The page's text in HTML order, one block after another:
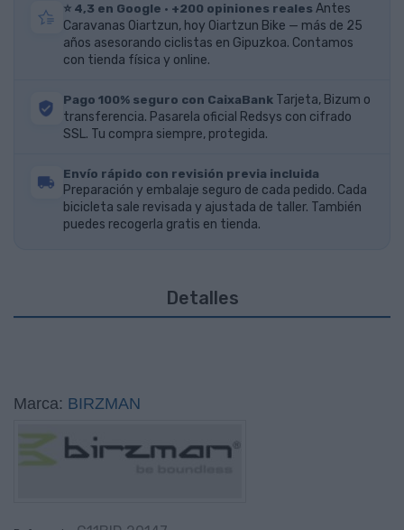
⭐ 4,3 en Google · +200 opiniones reales Antes
Caravanas Oiartzun, hoy Oiartzun Bike — más de 25
años asesorando ciclistas en Gipuzkoa. Contamos
con tienda física y online.
Pago 100% seguro con CaixaBank Tarjeta, Bizum o
transferencia. Pasarela oficial Redsys con cifrado
SSL. Tu compra siempre, protegida.
Envío rápido con revisión previa incluida
Preparación y embalaje seguro de cada pedido. Cada
bicicleta sale revisada y ajustada de taller. También
puedes recogerla gratis en tienda.
Detalles
Marca: BIRZMAN